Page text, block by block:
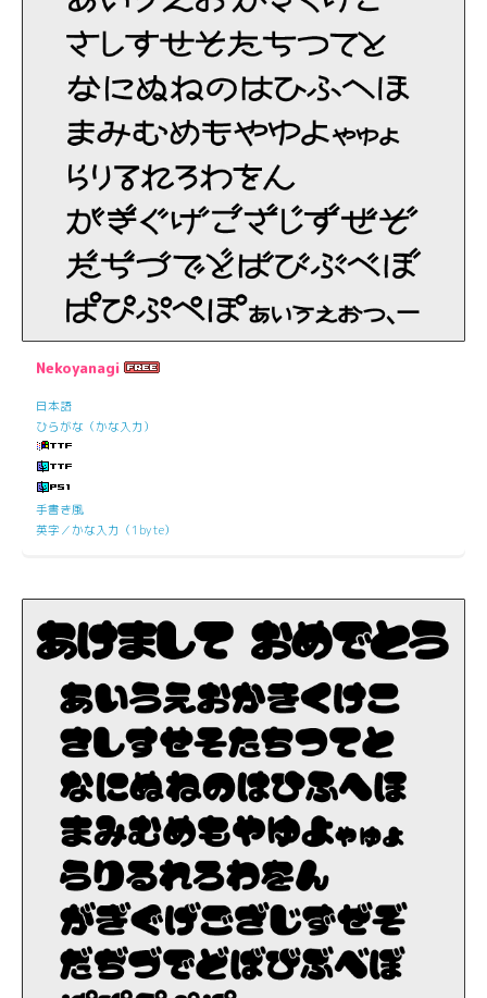
Nekoyanagi
日本語
ひらがな（かな入力）
手書き風
英字／かな入力（1byte）